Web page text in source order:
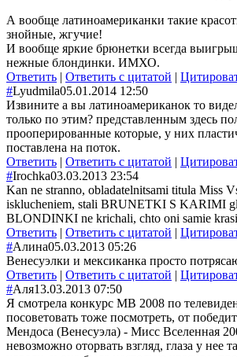
А вообще латиноамериканки такие
знойные, жгучие!
И вообще яркие брюнетки всегда
нежные блондинки. ИМХО.
Ответить | Ответить с цитатой |
#Lyudmila05.01.2014 12:50
Извините а вы латиноамериканок то
только по этим? представленным здесь
прооперированные которые, у них
поставлена на поток.
Ответить | Ответить с цитатой |
#Irochka03.03.2013 23:54
Kan ne stranno, obladatelnitsami titula Miss
isklucheniem, stali BRUNETKI S KARIMI
BLONDINKI ne krichali, chto oni samie
Ответить | Ответить с цитатой |
#Алина05.03.2013 05:26
Венесуэлки и мексиканка просто
Ответить | Ответить с цитатой |
#Аля13.03.2013 07:50
Я смотрела конкурс МВ 2008 по
посоветовать тоже посмотреть, от
Мендоса (Венесуэла) - Мисс Вселенная
невозможно оторвать взгляд, глаза у нее